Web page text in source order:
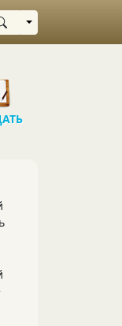
Выбрать область